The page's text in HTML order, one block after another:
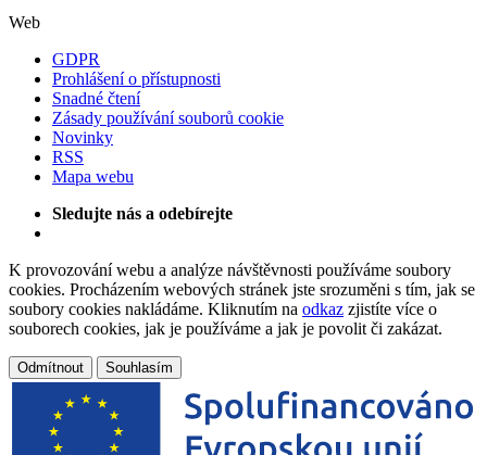
Web
GDPR
Prohlášení o přístupnosti
Snadné čtení
Zásady používání souborů cookie
Novinky
RSS
Mapa webu
Sledujte nás a odebírejte
K provozování webu a analýze návštěvnosti používáme soubory
cookies. Procházením webových stránek jste srozuměni s tím, jak se
soubory cookies nakládáme. Kliknutím na odkaz zjistíte více o
souborech cookies, jak je používáme a jak je povolit či zakázat.
Odmítnout Souhlasím